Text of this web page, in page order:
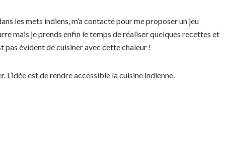
les mets indiens, m’a contacté pour me proposer un jeu
mais je prends enfin le temps de réaliser quelques recettes et
pas évident de cuisiner avec cette chaleur !
L’idée est de rendre accessible la cuisine indienne.